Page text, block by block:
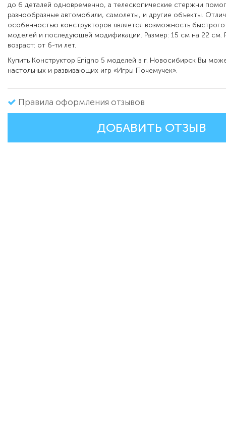
до 6 деталей одновременно, а телескопические стержни
разнообразные автомобили, самолеты, и другие объекты.
особенностью конструкторов является возможность быстрого
моделей и последующей модификации. Размер: 15 см на 22 см.
возраст: от 6-ти лет.
Купить Конструктор Enigno 5 моделей в г. Новосибирск Вы
настольных и развивающих игр «Игры Почемучек».
Правила оформления отзывов
ДОБАВИТЬ ОТЗЫВ